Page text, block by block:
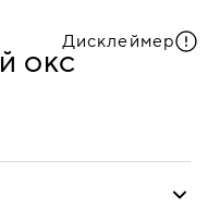
Дисклеймер
ОКС